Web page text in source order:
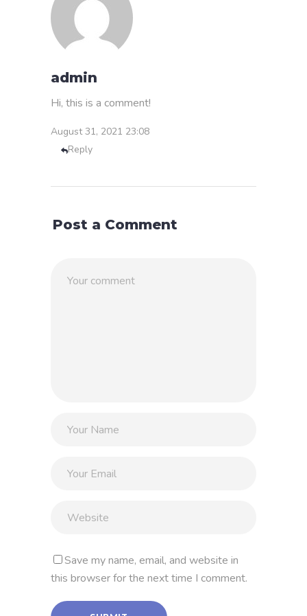
admin
Hi, this is a comment!
August 31, 2021 23:08
Reply
Post a Comment
Save my name, email, and website in
this browser for the next time I comment.